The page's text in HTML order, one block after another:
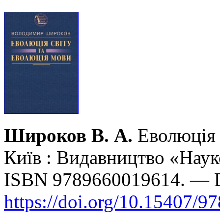
Широков В. А.
Київ : Видавництво
ISBN 9789660019614. —
https://doi.org/10.15407/